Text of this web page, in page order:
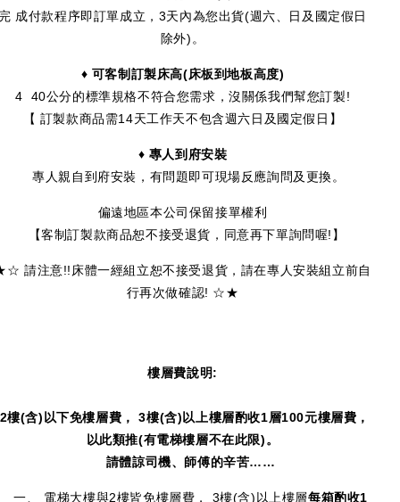
成付款程序即訂單成立，3天內為您出貨(週六、日及國定假日
除外)。
♦ 可客制訂製床高(床板到地板高度)
4 40公分的標準規格不符合您需求，沒關係我們幫您訂製!
【 訂製款商品需14天工作天不包含週六日及國定假日】
♦ 專人到府安裝
專人親自到府安裝，有問題即可現場反應詢問及更換。
偏遠地區本公司保留接單權利
【客制訂製款商品恕不接受退貨，同意再下單詢問喔!】
請注意!!床體一經組立恕不接受退貨，請在專人安裝組立前自
行再次做確認! ☆★
樓層費說明:
樓(含)以下免樓層費， 3樓(含)以上樓層酌收1層100元樓層費，
以此類推(有電梯樓層不在此限)。
請體諒司機、師傅的辛苦……
、 電梯大樓與2樓皆免樓層費， 3樓(含)以上樓層每箱酌收1